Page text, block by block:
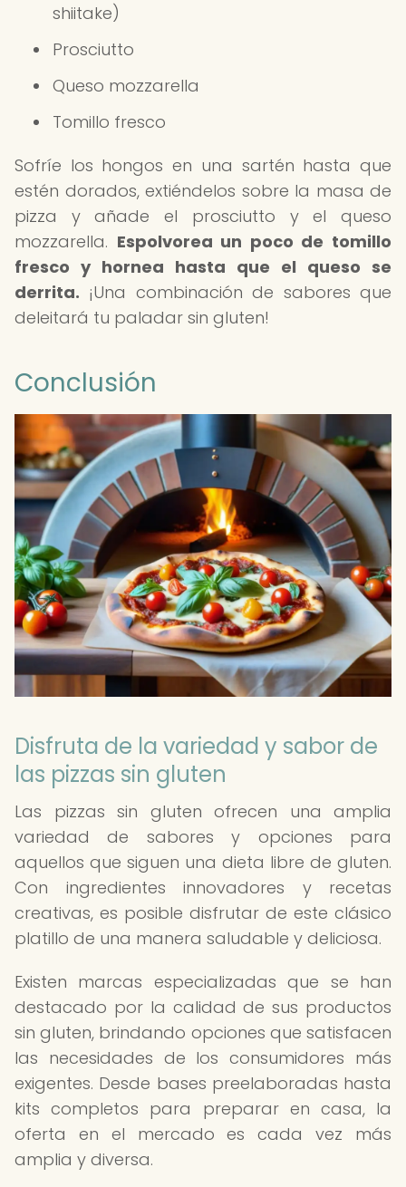
shiitake)
Prosciutto
Queso mozzarella
Tomillo fresco
Sofríe los hongos en una sartén hasta que
estén dorados, extiéndelos sobre la masa de
pizza y añade el prosciutto y el queso
mozzarella. Espolvorea un poco de tomillo
fresco y hornea hasta que el queso se
derrita. ¡Una combinación de sabores que
deleitará tu paladar sin gluten!
Conclusión
Disfruta de la variedad y sabor de
las pizzas sin gluten
Las pizzas sin gluten ofrecen una amplia
variedad de sabores y opciones para
aquellos que siguen una dieta libre de gluten.
Con ingredientes innovadores y recetas
creativas, es posible disfrutar de este clásico
platillo de una manera saludable y deliciosa.
Existen marcas especializadas que se han
destacado por la calidad de sus productos
sin gluten, brindando opciones que satisfacen
las necesidades de los consumidores más
exigentes. Desde bases preelaboradas hasta
kits completos para preparar en casa, la
oferta en el mercado es cada vez más
amplia y diversa.